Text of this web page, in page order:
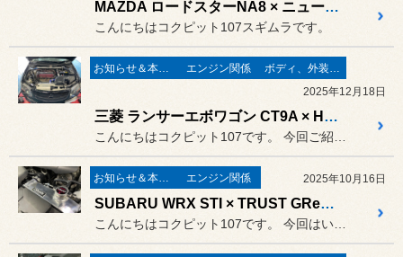
MAZDA ロードスターNA8 × ニューテック パワーアッププログラム施工
こんにちはコクピット107スギムラです。
お知らせ＆本日の出来事 エンジン関係
ボディ、外装関連
2025年12月18日
三菱 ランサーエボワゴン CT9A × HPI 40mmアルミラジエーター交換
お知らせ＆本日の出来事 エンジン関係 2025年10月16日
SUBARU WRX STI × TRUST GReddy TW-R アルミラジエーター